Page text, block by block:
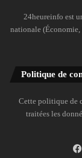
24heureinfo est
nationale
Politique de
Cette politique de
traitées les